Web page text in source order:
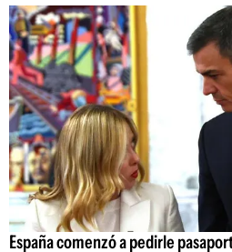
España comenzó a pedirle